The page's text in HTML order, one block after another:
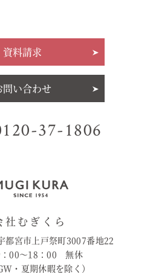
37-1806
資料請求
問い合わせ
社むぎくら
都宮市上戸祭町3007番地22
：00〜18：00 無休
・夏期休暇を除く）